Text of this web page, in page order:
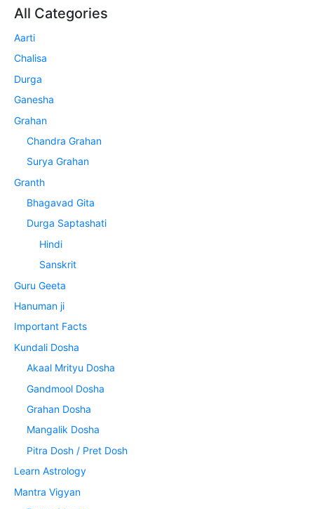
All Categories
Aarti
Chalisa
Durga
Ganesha
Grahan
Chandra Grahan
Surya Grahan
Granth
Bhagavad Gita
Durga Saptashati
Hindi
Sanskrit
Guru Geeta
Hanuman ji
Important Facts
Kundali Dosha
Akaal Mrityu Dosha
Gandmool Dosha
Grahan Dosha
Mangalik Dosha
Pitra Dosh / Pret Dosh
Learn Astrology
Mantra Vigyan